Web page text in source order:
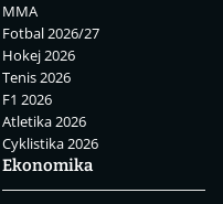
MMA
Fotbal 2026/27
Hokej 2026
Tenis 2026
F1 2026
Atletika 2026
Cyklistika 2026
Ekonomika